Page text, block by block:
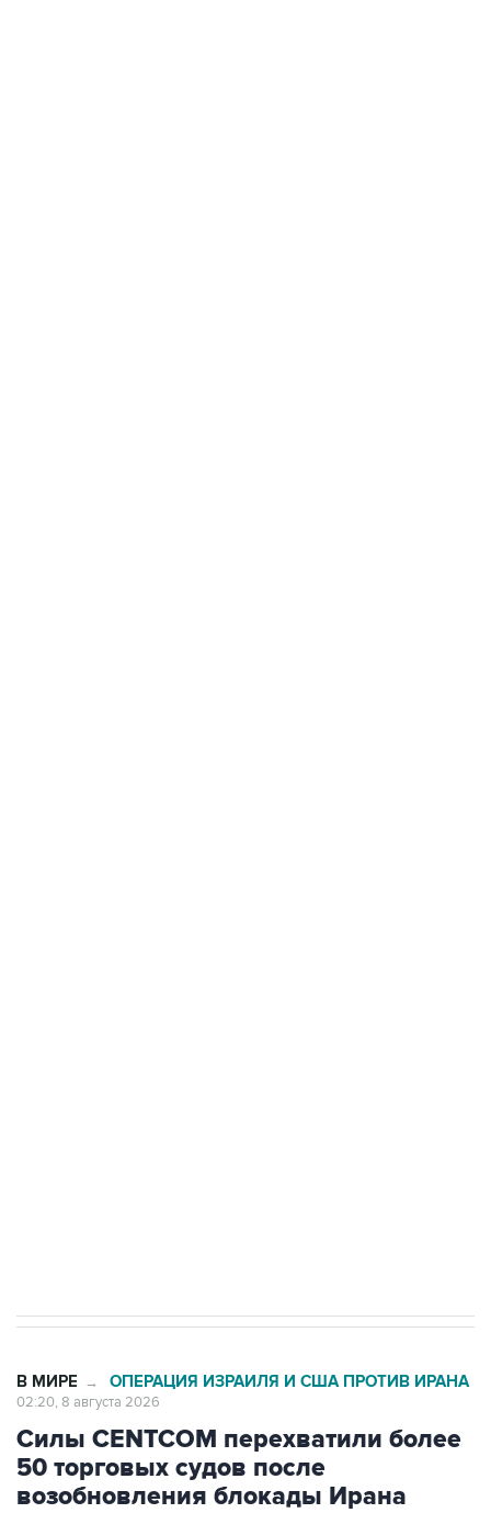
В МИРЕ → ОПЕРАЦИЯ ИЗРАИЛЯ И США ПРОТИВ ИРАНА
02:20, 8 августа 2026
Силы CENTCOM перехватили более
50 торговых судов после
возобновления блокады Ирана